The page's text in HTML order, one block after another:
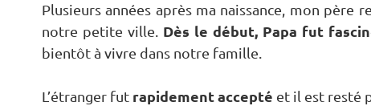
Plusieurs années après ma naissance, mon père
notre petite ville. Dès le début, Papa fut
bientôt à vivre dans notre famille.
L’étranger fut rapidement accepté et il est resté